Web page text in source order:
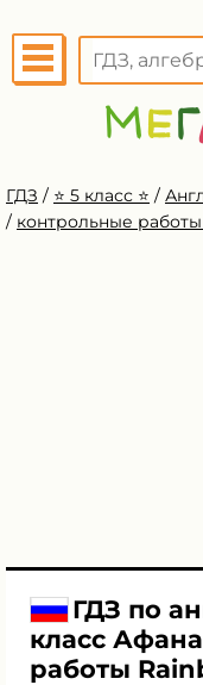
ГДЗ / ⭐️ 5 класс ⭐️ /
/ контрольные
ГДЗ по
класс
работы